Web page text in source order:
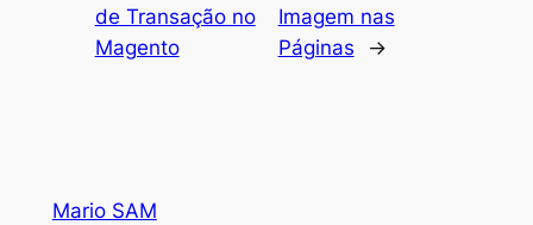
de Transação no
Magento
Imagem nas
Páginas
→
Mario SAM